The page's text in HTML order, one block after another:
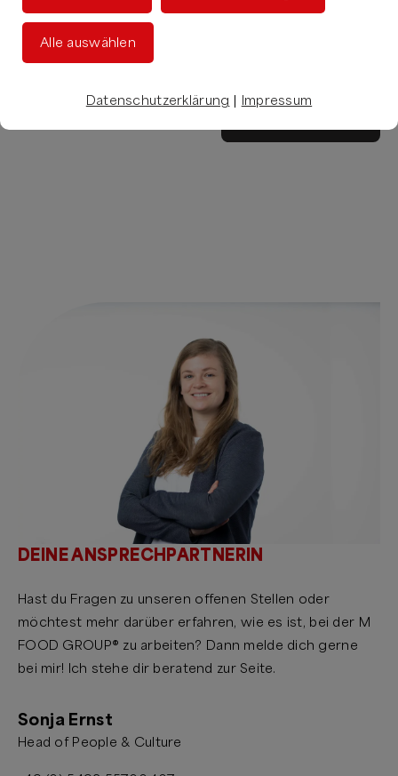
Alle auswählen
Datenschutzerklärung | Impressum
Datenschutzerklärung
DEINE ANSPRECHPARTNERIN
Hast du Fragen zu unseren offenen Stellen oder
möchtest mehr darüber erfahren, wie es ist, bei der M
FOOD GROUP® zu arbeiten? Dann melde dich gerne
bei mir! Ich stehe dir beratend zur Seite.
Sonja Ernst
Head of People & Culture